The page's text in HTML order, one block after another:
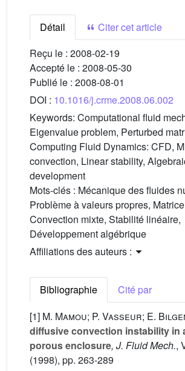
Détail
Citer cet article
Reçu le : 2008-02-19
Accepté le : 2008-05-30
Publié le : 2008-08-01
DOI : 10.1016/j.crme.2008.06.002
Keywords: Computational fluid
Eigenvalue problem, Perturbed
Computing Fluid Dynamics: CFD,
convection, Linear stability,
development
Mots-clés : Mécanique des fluides
Problème à valeurs propres,
Convection mixte, Stabilité linéaire,
Développement algébrique
Affiliations des auteurs :
Bibliographie
Cité par
[1] M. Mamou; P. Vasseur; E.
diffusive convection instability in
porous enclosure, J. Fluid Mech.,
(1998), pp. 263-289